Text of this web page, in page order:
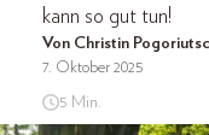
kann so gut tun!
Von Christin
7. Oktober 2025
5 Min.